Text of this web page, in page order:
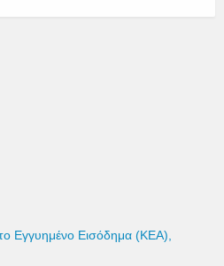
Εγγυημένο Εισόδημα (ΚΕΑ),